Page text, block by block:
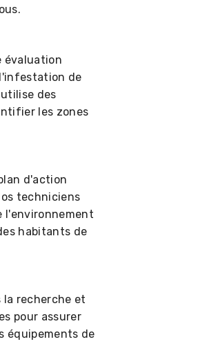
évaluation
de
des
les zones
d'action
techniciens
l'environnement
habitants de
la recherche et
pour assurer
équipements de